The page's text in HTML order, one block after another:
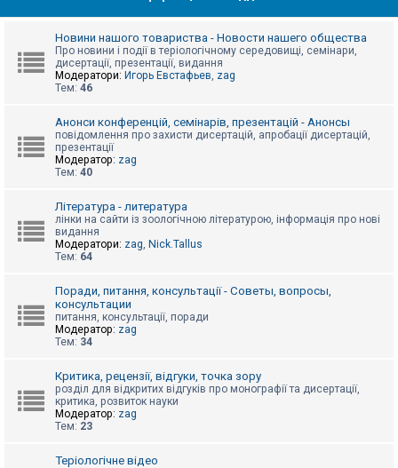
и
т
П
м
о
г
Новини нашого товариства - Новости нашего общества
Про новини і події в теріологічному середовищі, семінари,
дисертації, презентації, видання
Модератори: Игорь Евстафьев, zag
Тем: 46
Анонси конференцій, семінарів, презентацій - Анонсы
повідомлення про захисти дисертацій, апробації дисертацій,
презентації
Модератор: zag
Тем: 40
Література - литература
лінки на сайти із зоологічною літературою, інформація про нові
видання
Модератори: zag, Nick.Tallus
Тем: 64
Поради, питання, консультації - Советы, вопросы,
консультации
питання, консультації, поради
Модератор: zag
Тем: 34
Критика, рецензії, відгуки, точка зору
розділ для відкритих відгуків про монографії та дисертації,
критика, розвиток науки
Модератор: zag
Тем: 23
Теріологічне відео